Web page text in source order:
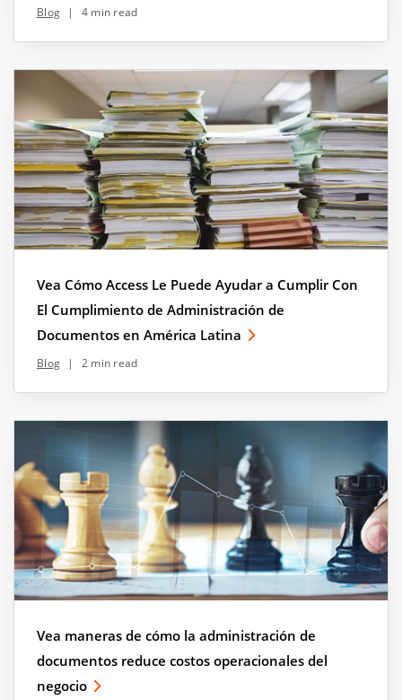
Blog | 4 min read
Vea Cómo Access Le Puede Ayudar a Cumplir Con
El Cumplimiento de Administración de
Documentos en América Latina
Blog | 2 min read
Vea maneras de cómo la administración de
documentos reduce costos operacionales del
negocio